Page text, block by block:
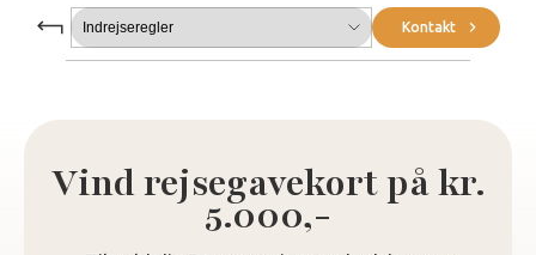
Submenu Kontakt
Vind rejsegavekort på kr.
5.000,-